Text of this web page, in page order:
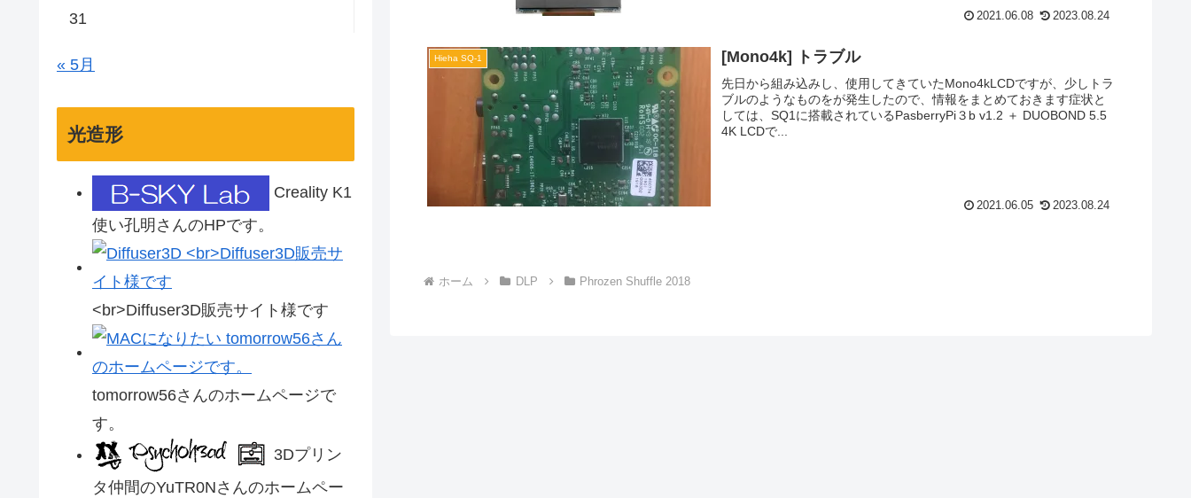
2021.06.08 2023.08.24
Hieha SQ-1 [Mono4k] トラブル
先日から組み込みし、使用してきていたMono4kLCDですが、少しトラ
ブルのようなものをが発生したので、情報をまとめておきます症状と
しては、SQ1に搭載されているPasberryPi３b v1.2 ＋ DUOBOND 5.5
4K LCDで...
2021.06.05 2023.08.24
ホーム DLP Phrozen Shuffle 2018
31
« 5月
光造形
Creality K1
使い孔明さんのHPです。
<br>Diffuser3D販売サイト様です
tomorrow56さんのホームページで
す。
3Dプリン
タ仲間のYuTR0Nさんのホームペー